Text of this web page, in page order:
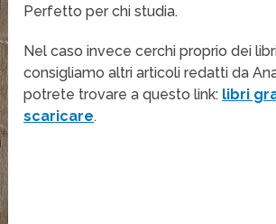
Perfetto per chi studia.
Nel caso invece cerchi proprio dei
consigliamo altri articoli redatti da
potrete trovare a questo link: libri
scaricare.